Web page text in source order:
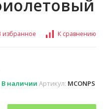
избранное К сравнению
Артикул: MCONPS
В наличии